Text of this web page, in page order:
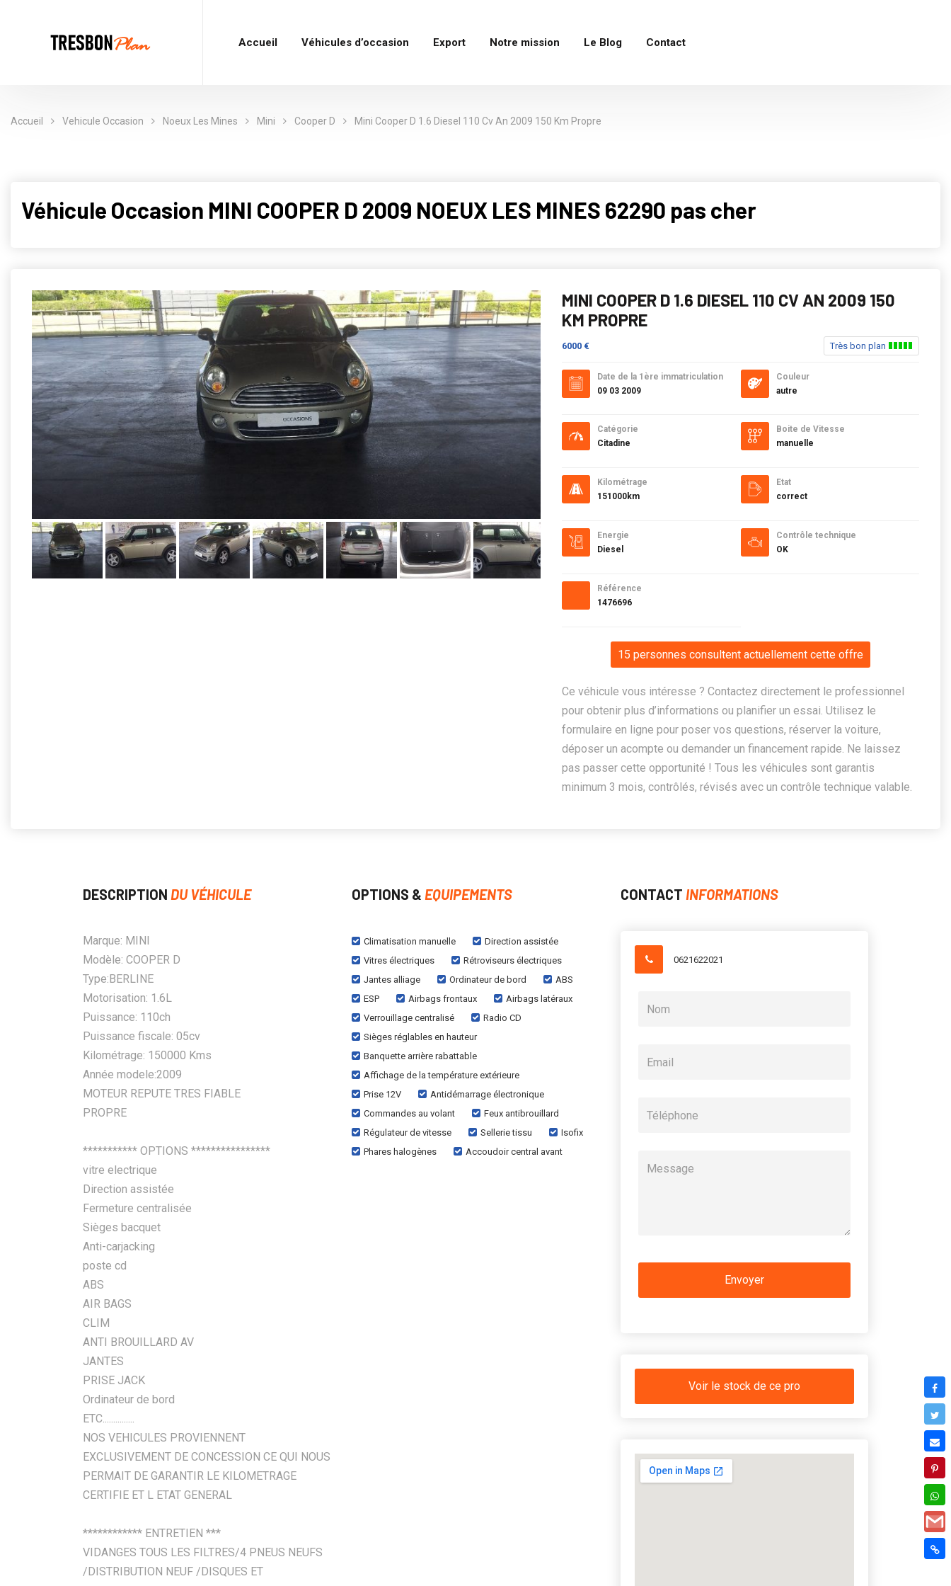
Accueil Véhicules d’occasion Export Notre mission Le Blog Contact
Accueil Vehicule Occasion Noeux Les Mines Mini Cooper D Mini Cooper D 1.6 Diesel 110 Cv An 2009 150 Km Propre
Véhicule Occasion MINI COOPER D 2009 NOEUX LES MINES 62290 pas cher
MINI COOPER D 1.6 DIESEL 110 CV AN 2009 150
KM PROPRE
6000 € Très bon plan
Date de la 1ère immatriculation
09 03 2009
Catégorie
Citadine
Kilométrage
151000km
Energie
Diesel
Référence
1476696
Couleur
autre
Boite de Vitesse
manuelle
Etat
correct
Contrôle technique
OK
15 personnes consultent actuellement cette offre
Ce véhicule vous intéresse ? Contactez directement le professionnel
pour obtenir plus d’informations ou planifier un essai. Utilisez le
formulaire en ligne pour poser vos questions, réserver la voiture,
déposer un acompte ou demander un financement rapide. Ne laissez
pas passer cette opportunité ! Tous les véhicules sont garantis
minimum 3 mois, contrôlés, révisés avec un contrôle technique valable.
DESCRIPTION DU VÉHICULE
Marque: MINI
Modèle: COOPER D
Type:BERLINE
Motorisation: 1.6L
Puissance: 110ch
Puissance fiscale: 05cv
Kilométrage: 150000 Kms
Année modele:2009
MOTEUR REPUTE TRES FIABLE
PROPRE
*********** OPTIONS ****************
vitre electrique
Direction assistée
Fermeture centralisée
Sièges bacquet
Anti-carjacking
poste cd
ABS
AIR BAGS
CLIM
ANTI BROUILLARD AV
JANTES
PRISE JACK
Ordinateur de bord
ETC...............
NOS VEHICULES PROVIENNENT
EXCLUSIVEMENT DE CONCESSION CE QUI NOUS
PERMAIT DE GARANTIR LE KILOMETRAGE
CERTIFIE ET L ETAT GENERAL
************ ENTRETIEN ***
VIDANGES TOUS LES FILTRES/4 PNEUS NEUFS
/DISTRIBUTION NEUF /DISQUES ET
OPTIONS & EQUIPEMENTS
Climatisation manuelle
Direction assistée
Vitres électriques
Rétroviseurs électriques
Jantes alliage
Ordinateur de bord
ABS
ESP
Airbags frontaux
Airbags latéraux
Verrouillage centralisé
Radio CD
Sièges réglables en hauteur
Banquette arrière rabattable
Affichage de la température extérieure
Prise 12V
Antidémarrage électronique
Commandes au volant
Feux antibrouillard
Régulateur de vitesse
Sellerie tissu
Isofix
Phares halogènes
Accoudoir central avant
CONTACT INFORMATIONS
0621622021
Voir le stock de ce pro